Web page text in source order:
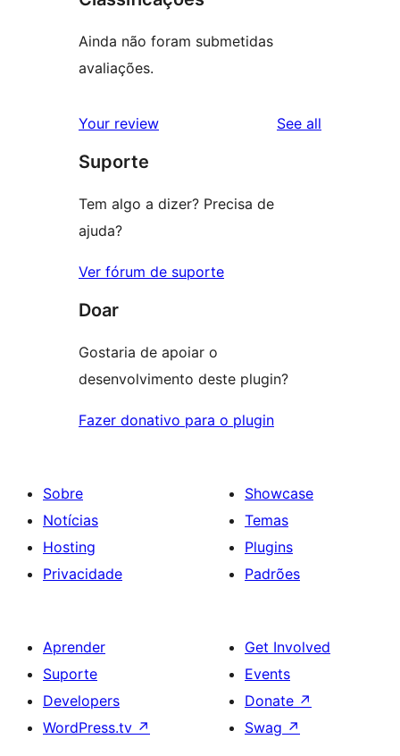
Ainda não foram submetidas
avaliações.
Your review See all
Suporte
Tem algo a dizer? Precisa de
ajuda?
Ver fórum de suporte
Doar
Gostaria de apoiar o
desenvolvimento deste plugin?
Fazer donativo para o plugin
Sobre
Notícias
Hosting
Privacidade
Showcase
Temas
Plugins
Padrões
Aprender
Suporte
Developers
WordPress.tv ↗
Get Involved
Events
Donate ↗
Swag ↗